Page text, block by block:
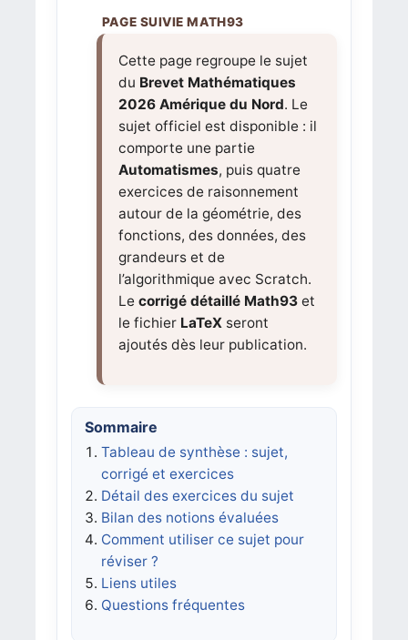
Cette page regroupe le sujet
du Brevet Mathématiques
2026 Amérique du Nord. Le
sujet officiel est disponible : il
comporte une partie
Automatismes, puis quatre
exercices de raisonnement
autour de la géométrie, des
fonctions, des données, des
grandeurs et de
l’algorithmique avec Scratch.
Le corrigé détaillé Math93et
le fichier LaTeX seront
ajoutés dès leur publication.
Sommaire
Tableau de synthèse : sujet,
corrigé et exercices
Détail des exercices du sujet
Bilan des notions évaluées
Comment utiliser ce sujet pour
réviser ?
Liens utiles
Questions fréquentes